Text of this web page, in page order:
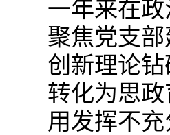
一年来在
聚焦党支
创新理论
转化为思
用发挥不